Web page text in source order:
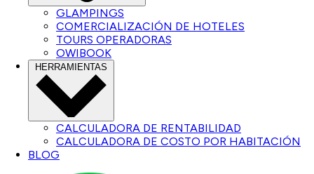
GLAMPINGS
COMERCIALIZACIÓN DE HOTELES
TOURS OPERADORAS
OWIBOOK
HERRAMIENTAS
CALCULADORA DE RENTABILIDAD
CALCULADORA DE COSTO POR HABITACIÓN
BLOG